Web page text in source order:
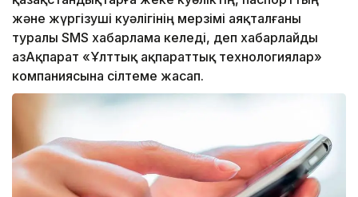
және жүргізуші куәлігінің мерзімі аяқталғаны
туралы SMS хабарлама келеді, деп хабарлайды
ҚазАқпарат «Ұлттық ақпараттық технологиялар»
компаниясына сілтеме жасап.